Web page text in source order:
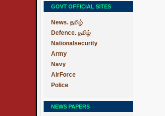
GOVT OFFICIAL SITES
News. தமிழ்
Defence. தமிழ்
Nationalsecurity
Army
Navy
AirForce
Police
NEWS PAPERS